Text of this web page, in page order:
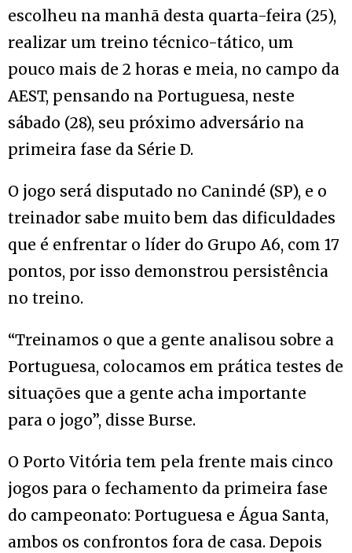
escolheu na manhã desta quarta-feira (25),
realizar um treino técnico-tático, um
pouco mais de 2 horas e meia, no campo da
AEST, pensando na Portuguesa, neste
sábado (28), seu próximo adversário na
primeira fase da Série D.
O jogo será disputado no Canindé (SP), e o
treinador sabe muito bem das dificuldades
que é enfrentar o líder do Grupo A6, com 17
pontos, por isso demonstrou persistência
no treino.
“Treinamos o que a gente analisou sobre a
Portuguesa, colocamos em prática testes de
situações que a gente acha importante
para o jogo”, disse Burse.
O Porto Vitória tem pela frente mais cinco
jogos para o fechamento da primeira fase
do campeonato: Portuguesa e Água Santa,
ambos os confrontos fora de casa. Depois